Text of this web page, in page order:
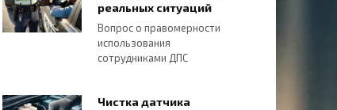
реальных ситуаций
Вопрос о правомерности
использования
сотрудниками ДПС
Чистка датчика